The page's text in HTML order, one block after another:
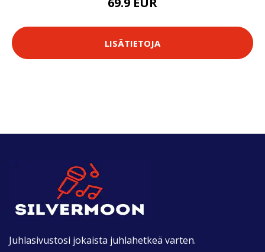
LISÄTIETOJA
Juhlasivustosi jokaista juhlahetkeä varten.